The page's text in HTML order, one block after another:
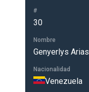
#
30
Nombre
Genyerlys Arias
Nacionalidad
Venezuela